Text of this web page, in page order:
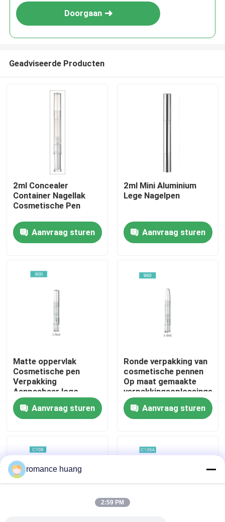
Thuis
Fabrieksreis
Kwaliteitscontrole
Contacteer ons
Vraag een offerte aan
Kosmetische Fles Zonder lucht
kosmetische lotionfles
Doorgaan
Geadviseerde Producten
2ml Concealer
Container Nagellak
Cosmetische Pen
Aanvraag sturen
2ml Mini Aluminium
Lege Nagelpen
Aanvraag sturen
Matte oppervlak
Cosmetische pen
Verpakking
Aanpasbaar logo
Plastic Aluminium
materiaalAanvraag sturen
Ronde verpakking van
cosmetische pennen
Op maat gemaakte
verpakkingsoplossingen
Aanvraag sturen
romance huang
2:59 PM